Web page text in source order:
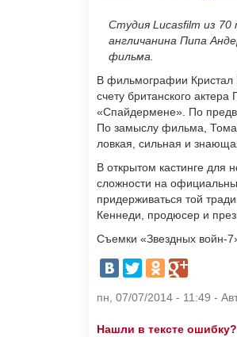
Студия Lucasfilm из 70
англичанина Пипа
фильма.
В фильмографии
счету британского
«Спайдермене». По
По замыслу фильма,
ловкая, сильная и
В открытом кастинге
сложности на
придерживаться той
Кеннеди, продюсер и
Съемки «Звездных войн-
пн, 07/07/2014 - 11:49 -
Нашли в тексте